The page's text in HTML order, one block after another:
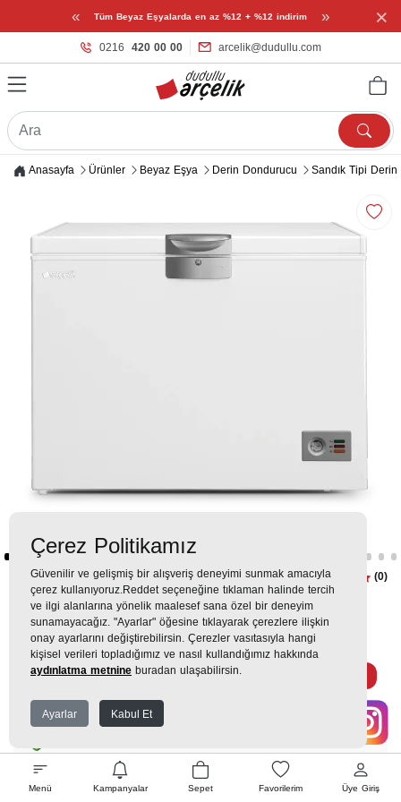
« Tüm Beyaz Eşyalarda en az %12 + %12 indirim » ×
0216 420 00 00 arcelik@dudullu.com
Menü Kampanyalar Sepet Favorilerim Üye Giriş
Anasayfa Ürünler Beyaz Eşya Derin Dondurucu Sandık Tipi
2298 JE Sandık Tipi Derin
Dondurucu
(0)
32.599TL
3.187 TLx 9 Taksit = 28.687 TL Ekstra İndirim %12 =
WHATSAPP SİPARİŞ
Çerez Politikamız
Güvenilir ve gelişmiş bir alışveriş deneyimi sunmak amacıyla
çerez kullanıyoruz.Reddet seçeneğine tıklaman halinde tercih
ve ilgi alanlarına yönelik maalesef sana özel bir deneyim
sunamayacağız. "Ayarlar" öğesine tıklayarak çerezlere ilişkin
onay ayarlarını değiştirebilirsin. Çerezler vasıtasıyla hangi
kişisel verileri topladığımız ve nasıl kullandığımız hakkında
aydınlatma metnine buradan ulaşabilirsin.
Ayarlar Kabul Et